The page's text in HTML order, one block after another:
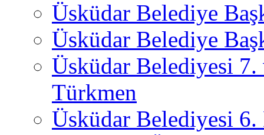
Üsküdar Belediye
Üsküdar Belediye
Üsküdar Belediyesi
Türkmen
Üsküdar Belediyesi 6.